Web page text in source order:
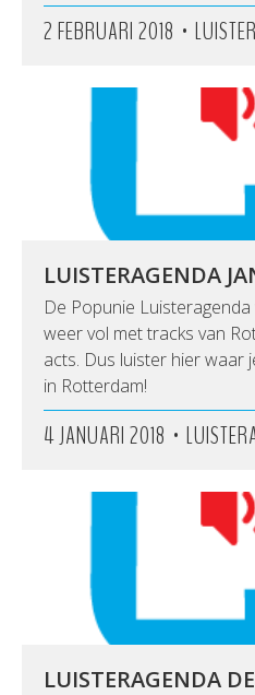
2 FEBRUARI 2018 •
LUISTERAGENDA
De Popunie
weer vol met tracks van
acts. Dus luister hier waar
in Rotterdam!
4 JANUARI 2018 •
LUISTERAGENDA